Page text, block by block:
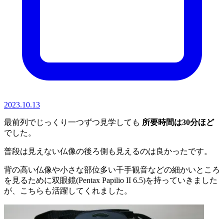
2023.10.13
最前列でじっくり一つずつ見学しても 所要時間は30分ほど
でした。
普段は見えない仏像の後ろ側も見えるのは良かったです。
背の高い仏像や小さな部位多い千手観音などの細かいところ
を見るために双眼鏡(Pentax Papilio II 6.5)を持っていきました
が、こちらも活躍してくれました。